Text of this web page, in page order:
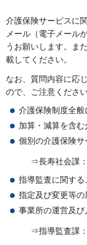
介護保険サービスに
メール（電子メール
うお願いします。ま
載してください。
なお、質問内容に応
ので、ご注意ください
介護保険制度全般
加算・減算を含
個別の介護保険サ
⇒長寿社会課：
指導監査に関する
指定及び変更等の
事業所の運営及び
⇒指導監査課：